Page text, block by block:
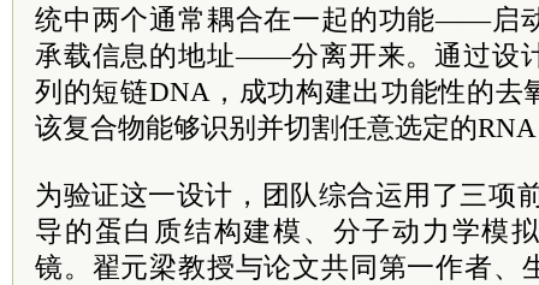
统中两个通常耦合在一起的功能——启
承载信息的地址——分离开来。通过设
列的短链DNA，成功构建出功能性的去
该复合物能够识别并切割任意选定的
为验证这一设计，团队综合运用了三项
导的蛋白质结构建模、分子动力学模
镜。翟元梁教授与论文共同第一作者、